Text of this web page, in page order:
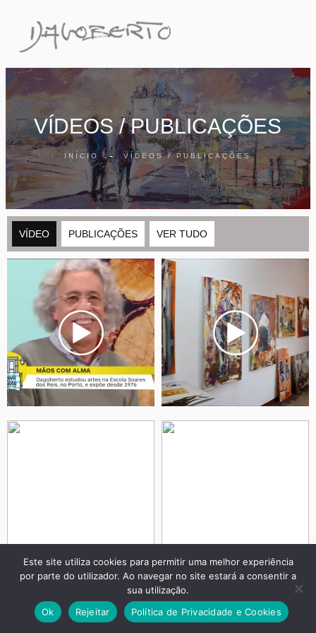
VÍDEOS / PUBLICAÇÕES
INÍCIO VÍDEOS / PUBLICAÇÕES
VÍDEO PUBLICAÇÕES VER TUDO
Este site utiliza cookies para permitir uma melhor experiência
por parte do utilizador. Ao navegar no site estará a consentir a
sua utilização.
Ok
Rejeitar Política de Privacidade e Cookies